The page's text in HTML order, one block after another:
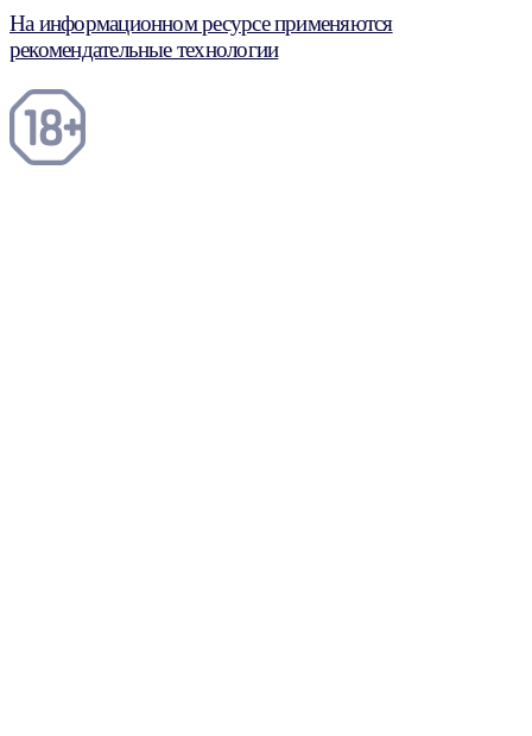
На информационном ресурсе применяются
рекомендательные технологии